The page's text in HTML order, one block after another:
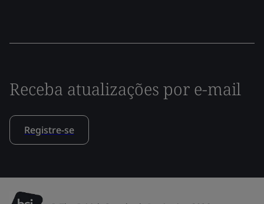
Receba atualizações por e-mail
Registre-se